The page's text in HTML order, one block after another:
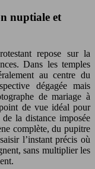
nuptiale et
repose sur la
Dans les temples
au centre du
dégagée mais
de mariage à
de vue idéal pour
la distance imposée
complète, du pupitre
l’instant précis où
sans multiplier les